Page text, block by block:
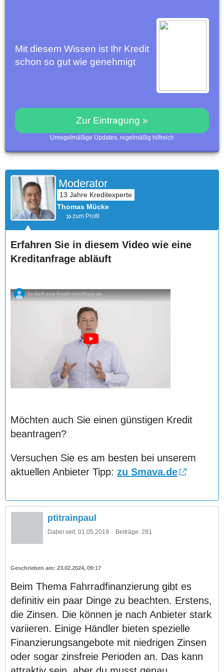
Mit diesem Wissen ist Ihr Kredit
schon so gut wie genehmigt
Zur Eintragung »
Unregelmäßige Updates, regelmäßig hilfreich
Moderator
Thomas Mücke
zum Profil
Erfahren Sie in diesem Video wie eine
Kreditanfrage abläuft
Möchten auch Sie einen günstigen Kredit
beantragen?
Versuchen Sie es am besten bei unserem
aktuellen Anbieter Tipp: zu Smava.de
ptitrainpaul
Dabei seit: 01.05.2019 Beiträge: 281
23.02.2024, 09:17
Beim Thema Fahrradfinanzierung gibt es
definitiv ein paar Dinge zu beachten. Erstens,
die Zinsen. Die können je nach Anbieter stark
variieren. Einige Händler bieten spezielle
Finanzierungsangebote mit niedrigen Zinsen
oder sogar zinsfreie Perioden an. Das kann